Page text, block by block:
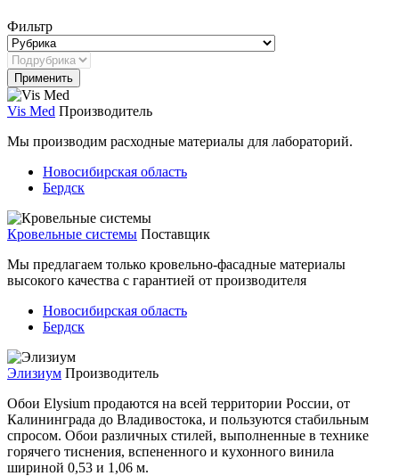
Фильтр
Vis Med Производитель
Мы производим расходные материалы для лабораторий.
Новосибирская область
Бердск
Кровельные системы Поставщик
Мы предлагаем только кровельно-фасадные материалы
высокого качества с гарантией от производителя
Новосибирская область
Бердск
Элизиум Производитель
Обои Elysium продаются на всей территории России, от
Калининграда до Владивостока, и пользуются стабильным
спросом. Обои различных стилей, выполненные в технике
горячего тиснения, вспененного и кухонного винила
шириной 0,53 и 1,06 м.